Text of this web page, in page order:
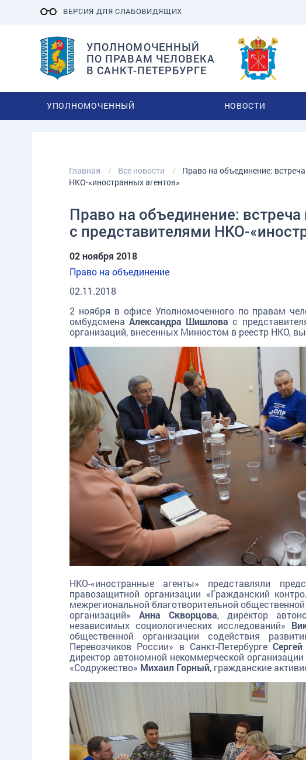
ВЕРСИЯ ДЛЯ СЛАБОВИДЯЩИХ
УПОЛНОМОЧЕННЫЙ
ПО ПРАВАМ ЧЕЛОВЕКА
В САНКТ-ПЕТЕРБУРГЕ
УПОЛНОМОЧЕННЫЙ НОВОСТИ
Главная Все новости
Право на объединение:
НКО-«иностранных агентов»
Право на объединение:
с представителями НКО-
02 ноября 2018
Право на объединение
02.11.2018
2 ноября в офисе Уполномоченного по правам
омбудсменаАлександра Шишлова с
организаций, внесенных Минюстом в реестр НКО,
НКО-«иностранные агенты» представляли
правозащитной организации «Гражданский
межрегиональной благотворительной
организаций» Анна Скворцова, директор
независимых социологических исследований»
общественной организации содействия
Перевозчиков России» в Санкт-Петербурге
директор автономной некоммерческой
«Содружество» Михаил Горный, гражданские